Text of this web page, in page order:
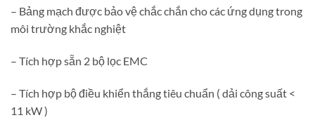
– Bảng mạch được bảo vệ chắc chắn cho các ứng dụng trong
môi trường khắc nghiệt
– Tích hợp sẵn 2 bộ lọc EMC
– Tích hợp bộ điều khiển thắng tiêu chuẩn ( dải công suất <
11 kW )